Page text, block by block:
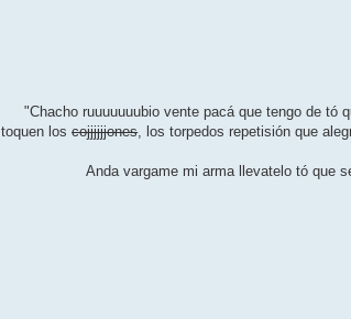
"Chacho ruuuuuuubio vente pacá que tengo de tó
toquen loscojjjjjjones, los torpedos repetisión que
Anda vargame mi arma llevatelo tó que